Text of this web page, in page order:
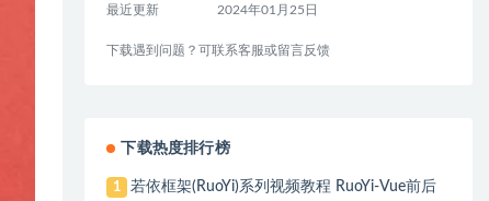
最近更新 2024年01月25日
下载遇到问题？可联系客服或留言反馈
下载热度排行榜
1
若依框架(RuoYi)系列视频教程 RuoYi-Vue前后